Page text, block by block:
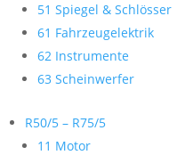
51 Spiegel & Schlösser
61 Fahrzeugelektrik
62 Instrumente
63 Scheinwerfer
R50/5 – R75/5
11 Motor